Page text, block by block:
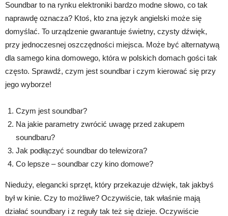
Soundbar to na rynku elektroniki bardzo modne słowo, co tak
naprawdę oznacza? Ktoś, kto zna język angielski może się
domyślać. To urządzenie gwarantuje świetny, czysty dźwięk,
przy jednoczesnej oszczędności miejsca. Może być alternatywą
dla samego kina domowego, która w polskich domach gości tak
często. Sprawdź, czym jest soundbar i czym kierować się przy
jego wyborze!
Czym jest soundbar?
Na jakie parametry zwrócić uwagę przed zakupem
soundbaru?
Jak podłączyć soundbar do telewizora?
Co lepsze – soundbar czy kino domowe?
Nieduży, elegancki sprzęt, który przekazuje dźwięk, tak jakbyś
był w kinie. Czy to możliwe? Oczywiście, tak właśnie mają
działać soundbary i z reguły tak też się dzieje. Oczywiście